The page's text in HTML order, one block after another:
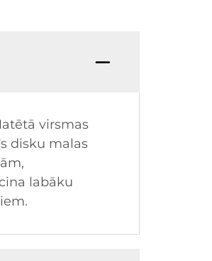
virsmas
disku malas
labāku